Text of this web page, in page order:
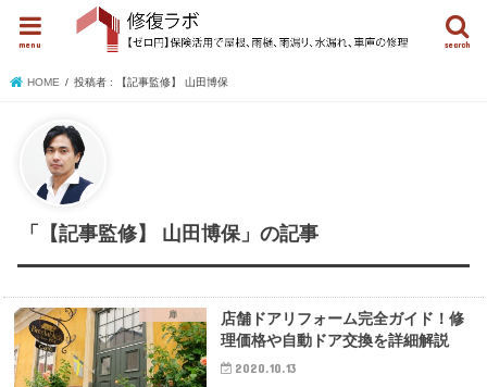
search
menu
HOME 投稿者 : 【記事監修】 山田博保
「【記事監修】 山田博保」の記事
扉
店舗ドアリフォーム完全ガイド！修
理価格や自動ドア交換を詳細解説
2020.10.13